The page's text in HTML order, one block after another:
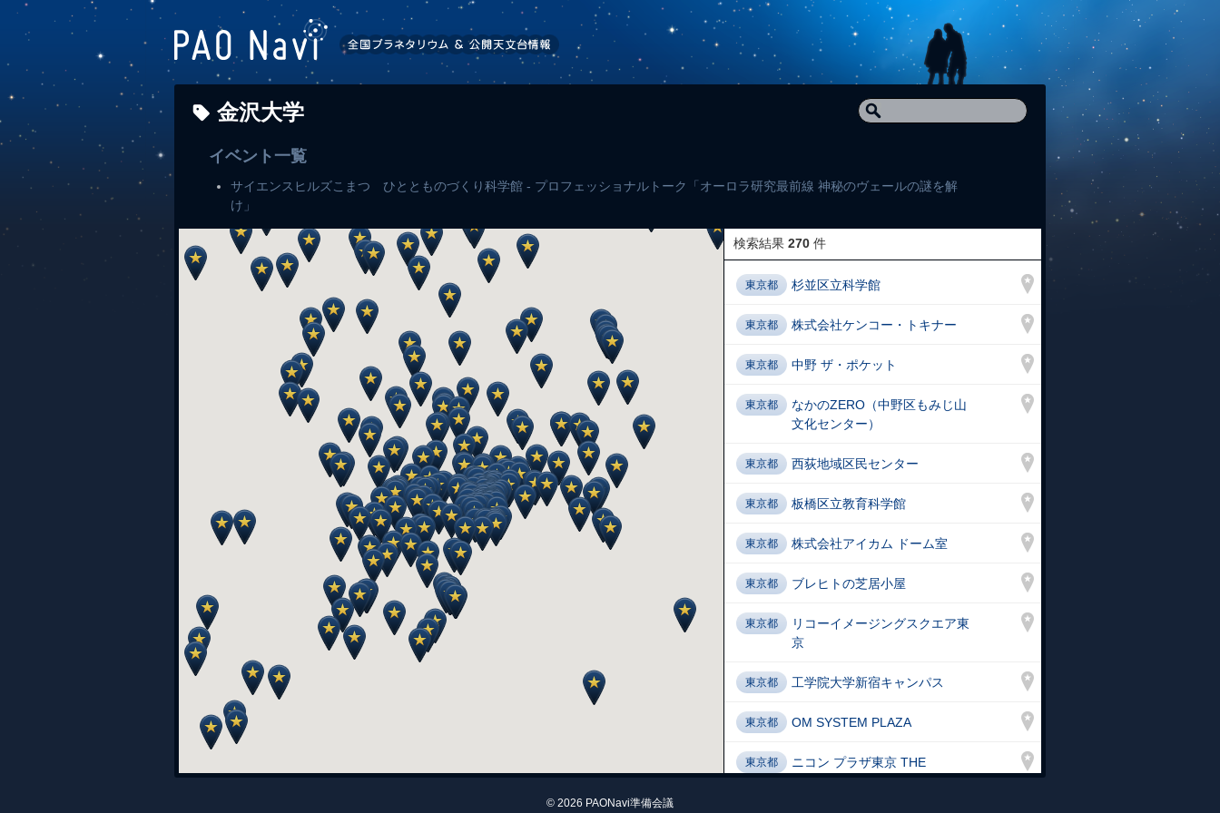
金沢大学
イベント一覧
サイエンスヒルズこまつ ひととものづくり科学館 - プロフェッショナルトーク「オーロラ研究最前線 神秘のヴェールの謎を解
け」
検索結果 270 件
東京都 杉並区立科学館
東京都 株式会社ケンコー・トキナー
東京都 中野 ザ・ポケット
東京都
なかのZERO（中野区もみじ山
文化センター）
東京都 西荻地域区民センター
東京都 板橋区立教育科学館
東京都 株式会社アイカム ドーム室
東京都 ブレヒトの芝居小屋
東京都
リコーイメージングスクエア東
京
東京都 工学院大学新宿キャンパス
東京都 OM SYSTEM PLAZA
東京都
ニコン プラザ東京 THE
GALLERY
© 2026 PAONavi準備会議